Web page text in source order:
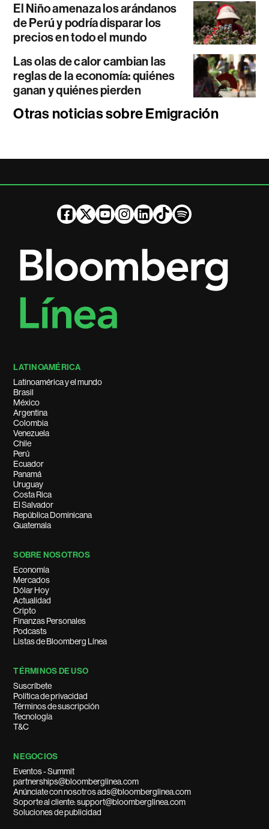
El Niño amenaza los arándanos
de Perú y podría disparar los
precios en todo el mundo
Las olas de calor cambian las
reglas de la economía: quiénes
ganan y quiénes pierden
Otras noticias sobre Emigración
LATINOAMÉRICA
Latinoamérica y el mundo
Brasil
México
Argentina
Colombia
Venezuela
Chile
Perú
Ecuador
Panamá
Uruguay
Costa Rica
El Salvador
República Dominicana
Guatemala
SOBRE NOSOTROS
Economía
Mercados
Dólar Hoy
Actualidad
Cripto
Finanzas Personales
Podcasts
Listas de Bloomberg Línea
TÉRMINOS DE USO
Suscríbete
Política de privacidad
Términos de suscripción
Tecnología
T&C
NEGOCIOS
Eventos - Summit
partnerships@bloomberglinea.com
Anúnciate con nosotros ads@bloomberglinea.com
Soporte al cliente: support@bloomberglinea.com
Soluciones de publicidad